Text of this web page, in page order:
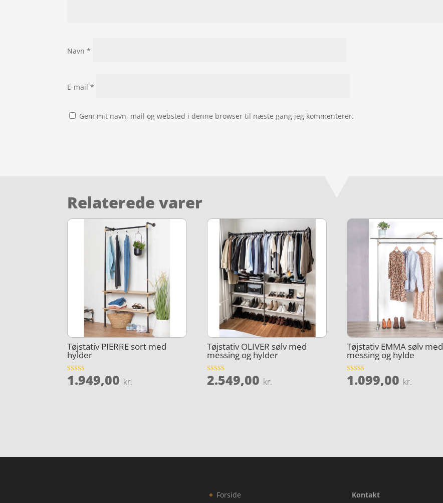
Navn*
E-mail*
Gem mit navn, mail og websted i denne browser til næste gang jeg kommenterer.
Relaterede varer
Tøjstativ PIERRE sort med
hylder
Vurderet
4.1
1.949,00 kr.
Tøjstativ OLIVER sølv med
messing og hylder
Vurderet
4.6
2.549,00 kr.
Tøjstativ EMMA sølv med
messing og hylde
Vurderet
3.7
1.099,00 kr.
Forside
Kontakt